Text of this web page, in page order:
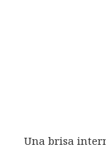
Una brisa